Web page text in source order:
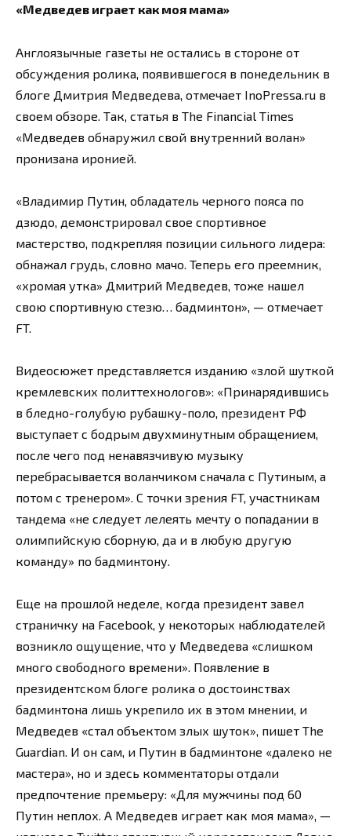
«Медведев играет как моя мама»
Англоязычные газеты не остались в стороне от
обсуждения ролика, появившегося в понедельник в
блоге Дмитрия Медведева, отмечает InoPressa.ru в
своем обзоре. Так, статья в The Financial Times
«Медведев обнаружил свой внутренний волан»
пронизана иронией.
«Владимир Путин, обладатель черного пояса по
дзюдо, демонстрировал свое спортивное
мастерство, подкрепляя позиции сильного лидера:
обнажал грудь, словно мачо. Теперь его преемник,
«хромая утка» Дмитрий Медведев, тоже нашел
свою спортивную стезю… бадминтон», — отмечает
FT.
Видеосюжет представляется изданию «злой шуткой
кремлевских политтехнологов»: «Принарядившись
в бледно-голубую рубашку-поло, президент РФ
выступает с бодрым двухминутным обращением,
после чего под ненавязчивую музыку
перебрасывается воланчиком сначала с Путиным, а
потом с тренером». С точки зрения FT, участникам
тандема «не следует лелеять мечту о попадании в
олимпийскую сборную, да и в любую другую
команду» по бадминтону.
Еще на прошлой неделе, когда президент завел
страничку на Facebook, у некоторых наблюдателей
возникло ощущение, что у Медведева «слишком
много свободного времени». Появление в
президентском блоге ролика о достоинствах
бадминтона лишь укрепило их в этом мнении, и
Медведев «стал объектом злых шуток», пишет The
Guardian. И он сам, и Путин в бадминтоне «далеко не
мастера», но и здесь комментаторы отдали
предпочтение премьеру: «Для мужчины под 60
Путин неплох. А Медведев играет как моя мама», —